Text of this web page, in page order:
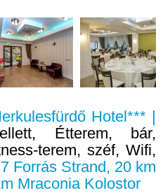
Hotel*** |
Étterem, bár,
terem, széf, Wifi,
Forrás Strand, 20 km
Mraconia Kolostor